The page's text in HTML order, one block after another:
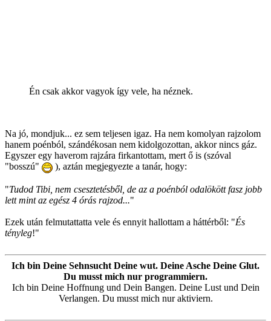
Én csak akkor vagyok így vele, ha néznek.
Na jó, mondjuk... ez sem teljesen igaz. Ha nem komolyan rajzolom
hanem poénból, szándékosan nem kidolgozottan, akkor nincs gáz.
Egyszer egy haverom rajzára firkantottam, mert ő is (szóval
"bosszú"
), aztán megjegyezte a tanár, hogy:
"Tudod Tibi, nem csesztetésből, de az a poénból odalökött fasz jobb
lett mint az egész 4 órás rajzod..."
Ezek után felmutattatta vele és ennyit hallottam a háttérből: "És
tényleg!"
Ich bin Deine Sehnsucht Deine wut. Deine Asche Deine Glut.
Du musst mich nur programmiern.
Ich bin Deine Hoffnung und Dein Bangen. Deine Lust und Dein
Verlangen. Du musst mich nur aktiviern.